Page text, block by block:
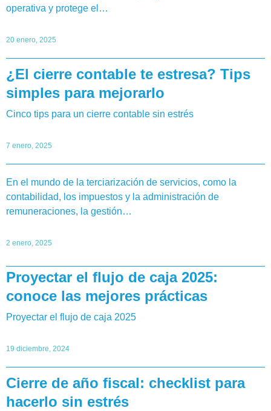
operativa y protege el…
20 enero, 2025
¿El cierre contable te estresa? Tips
simples para mejorarlo
Cinco tips para un cierre contable sin estrés
7 enero, 2025
En el mundo de la terciarización de servicios, como la
contabilidad, los impuestos y la administración de
remuneraciones, la gestión…
2 enero, 2025
Proyectar el flujo de caja 2025:
conoce las mejores prácticas
Proyectar el flujo de caja 2025
19 diciembre, 2024
Cierre de año fiscal: checklist para
hacerlo sin estrés